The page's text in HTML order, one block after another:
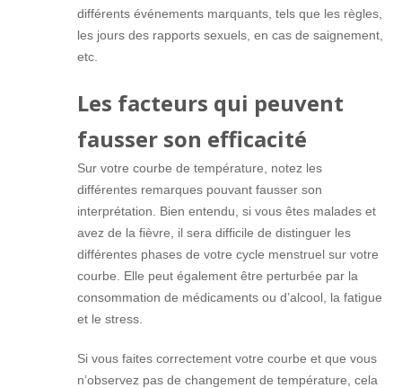
différents événements marquants, tels que les règles,
les jours des rapports sexuels, en cas de saignement,
etc.
Les facteurs qui peuvent
fausser son efficacité
Sur votre courbe de température, notez les
différentes remarques pouvant fausser son
interprétation. Bien entendu, si vous êtes malades et
avez de la fièvre, il sera difficile de distinguer les
différentes phases de votre cycle menstruel sur votre
courbe. Elle peut également être perturbée par la
consommation de médicaments ou d’alcool, la fatigue
et le stress.
Si vous faites correctement votre courbe et que vous
n’observez pas de changement de température, cela